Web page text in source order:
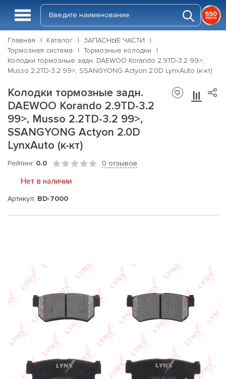
Главная Каталог
ЗАПАСНЫЕ ЧАСТИ
Тормозная система
Тормозные колодки
Колодки тормозные задн. DAEWOO Korando 2.9TD-3.2 99>,
Musso 2.2TD-3.2 99>, SSANGYONG Actyon 2.0D LynxAuto (к-кт)
Колодки тормозные задн.
DAEWOO Korando 2.9TD-3.2
99>, Musso 2.2TD-3.2 99>,
SSANGYONG Actyon 2.0D
LynxAuto (к-кт)
Рейтинг 0.0 0 отзывов
Нет в наличии
Артикул: BD-7000